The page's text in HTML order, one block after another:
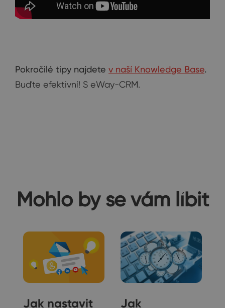
Pokročilé tipy najdete v naší Knowledge Base.
Buďte efektivní! S eWay-CRM.
Mohlo by se vám líbit
Jak nastavit Jak